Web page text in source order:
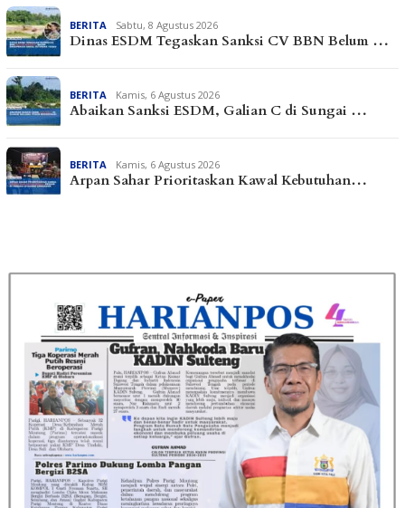
BERITA Sabtu, 8 Agustus 2026
Dinas ESDM Tegaskan Sanksi CV BBN Belum …
BERITA Kamis, 6 Agustus 2026
Abaikan Sanksi ESDM, Galian C di Sungai …
BERITA Kamis, 6 Agustus 2026
Arpan Sahar Prioritaskan Kawal Kebutuhan…